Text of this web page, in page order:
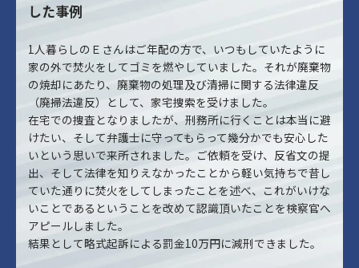
した事例
1人暮らしのＥさんはご年配の方で、いつもしていたように
家の外で焚火をしてゴミを燃やしていました。それが廃棄物
の焼却にあたり、廃棄物の処理及び清掃に関する法律違反
（廃掃法違反）として、家宅捜索を受けました。
在宅での捜査となりましたが、刑務所に行くことは本当に避
けたい、そして弁護士に守ってもらって幾分かでも安心した
いという思いで来所されました。ご依頼を受け、反省文の提
出、そして法律を知りえなかったことから軽い気持ちで昔し
ていた通りに焚火をしてしまったことを述べ、これがいけな
いことであるということを改めて認識頂いたことを検察官へ
アピールしました。
結果として略式起訴による罰金10万円に減刑できました。